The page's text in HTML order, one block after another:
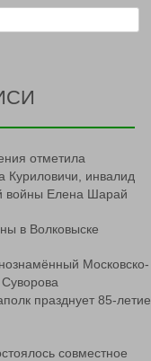
отметила
Куриловичи, инвалид
войны Елена Шарай
в Волковыске
Московско-
празднует 85-летие
совместное